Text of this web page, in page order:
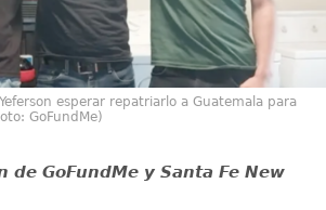
esperar repatriarlo a Guatemala para
GoFundMe)
de GoFundMe y Santa Fe New